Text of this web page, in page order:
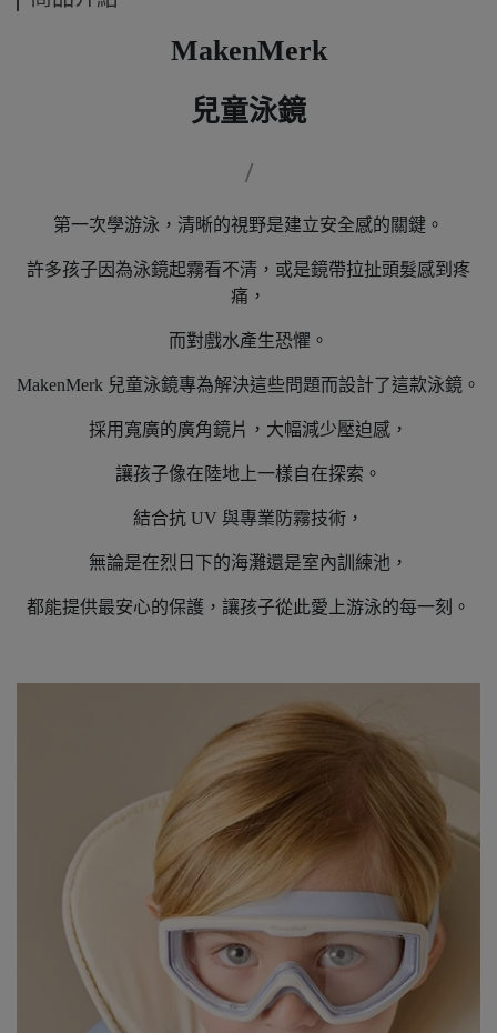
MakenMerk
兒童泳鏡
/
第一次學游泳，清晰的視野是建立安全感的關鍵。
許多孩子因為泳鏡起霧看不清，或是鏡帶拉扯頭髮感到疼
痛，
而對戲水產生恐懼。
MakenMerk 兒童泳鏡專為解決這些問題而設計了這款泳鏡。
採用寬廣的廣角鏡片，大幅減少壓迫感，
讓孩子像在陸地上一樣自在探索。
結合抗 UV 與專業防霧技術，
無論是在烈日下的海灘還是室內訓練池，
都能提供最安心的保護，讓孩子從此愛上游泳的每一刻。